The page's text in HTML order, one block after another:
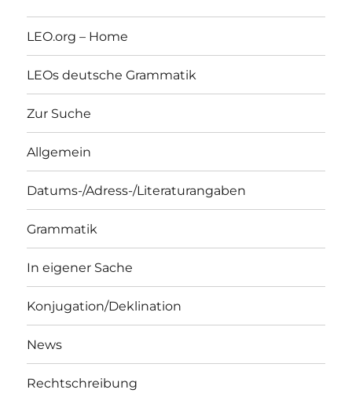
LEO.org – Home
LEOs deutsche Grammatik
Zur Suche
Allgemein
Datums-/Adress-/Literaturangaben
Grammatik
In eigener Sache
Konjugation/Deklination
News
Rechtschreibung